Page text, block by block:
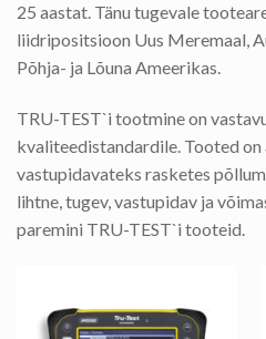
25 aastat. Tänu tugevale
liidripositsioon Uus Meremaal,
Põhja- ja Lõuna Ameerikas.
TRU-TEST`i tootmine on
kvaliteedistandardile. Tooted
vastupidavateks rasketes
lihtne, tugev, vastupidav ja
paremini TRU-TEST`i tooteid.